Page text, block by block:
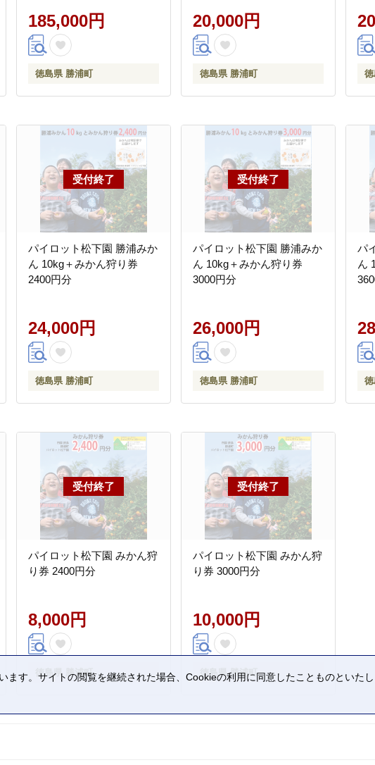
185,000円
徳島県 勝浦町
20,000円
徳島県 勝浦町
パイロット松下園 勝浦みか
ん 10kg＋みかん狩り券
2400円分
24,000円
徳島県 勝浦町
パイロット松下園 勝浦みか
ん 10kg＋みかん狩り券
3000円分
26,000円
徳島県 勝浦町
パ
ん
パイロット松下園 みかん狩
り券 2400円分
8,000円
徳島県 勝浦町
パイロット松下園 みかん狩
り券 3000円分
10,000円
徳島県 勝浦町
す。サイトの閲覧を継続された場合、Cookieの利用に同意したことものといたし